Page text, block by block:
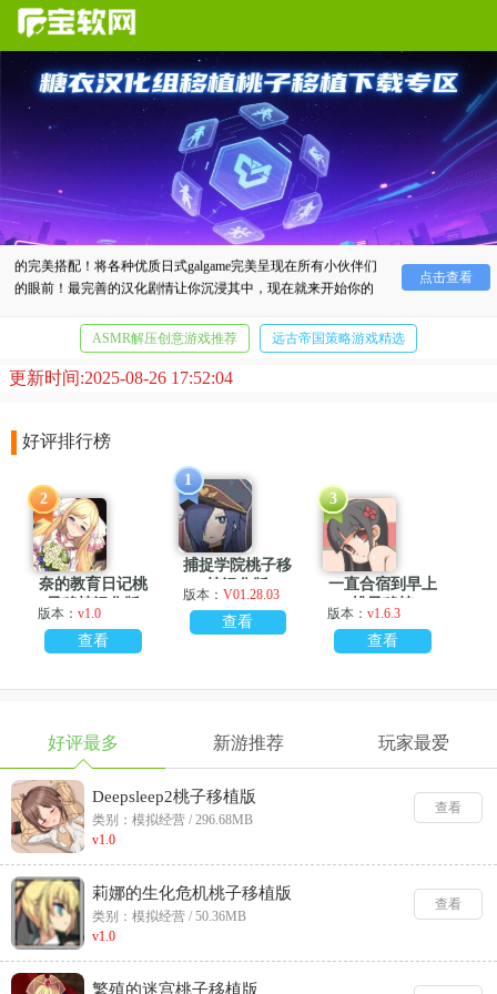
点击查看
糖衣汉化 组移植桃子移植下载专区，桃子移植与糖衣汉化
的完美搭配！将各种优质日式galgame完美呈现在所有小伙伴们
的眼前！最完善的汉化剧情让你沉浸其中，现在就来开始你的
ASMR解压创意游戏推荐
远古帝国策略游戏精选
休闲消除闯关游戏大全
更新时间:2025-08-26 17:52:04
好评排行榜
奈的教育日记桃
子移植汉化版
版本： v1.0
查看
2
捕捉学院桃子移
植汉化版
版本： V01.28.03
查看
1
一直合宿到早上
桃子移植
版本：v1.6.3
查看
3
好评最多 新游推荐 玩家最爱
Deepsleep2桃子移植版
类别：模拟经营 / 296.68MB
v1.0
查看
莉娜的生化危机桃子移植版
类别：模拟经营 / 50.36MB
v1.0
查看
繁殖的迷宫桃子移植版